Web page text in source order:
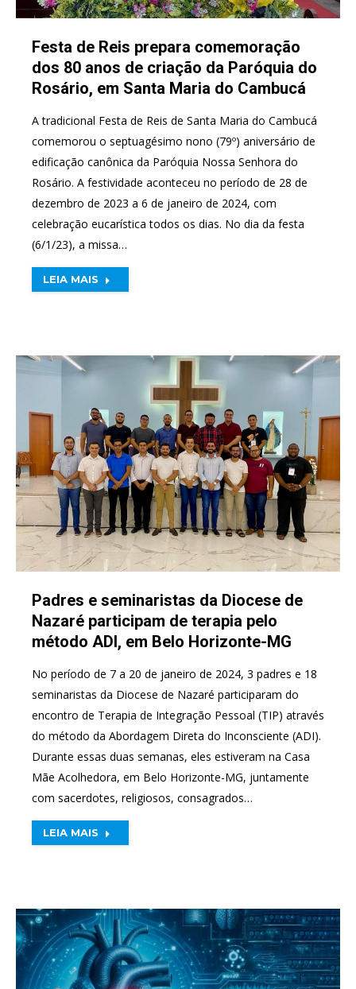
Festa de Reis prepara comemoração
dos 80 anos de criação da Paróquia do
Rosário, em Santa Maria do Cambucá
A tradicional Festa de Reis de Santa Maria do Cambucá
comemorou o septuagésimo nono (79º) aniversário de
edificação canônica da Paróquia Nossa Senhora do
Rosário. A festividade aconteceu no período de 28 de
dezembro de 2023 a 6 de janeiro de 2024, com
celebração eucarística todos os dias. No dia da festa
(6/1/23), a missa…
LEIA MAIS
Padres e seminaristas da Diocese de
Nazaré participam de terapia pelo
método ADI, em Belo Horizonte-MG
No período de 7 a 20 de janeiro de 2024, 3 padres e 18
seminaristas da Diocese de Nazaré participaram do
encontro de Terapia de Integração Pessoal (TIP) através
do método da Abordagem Direta do Inconsciente (ADI).
Durante essas duas semanas, eles estiveram na Casa
Mãe Acolhedora, em Belo Horizonte-MG, juntamente
com sacerdotes, religiosos, consagrados…
LEIA MAIS